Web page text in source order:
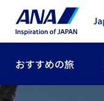
おすすめの旅